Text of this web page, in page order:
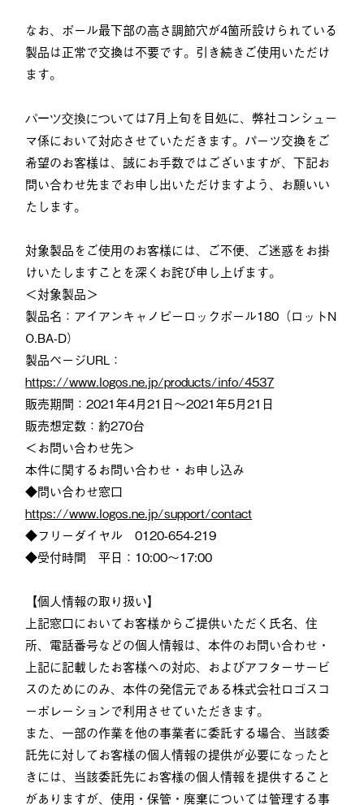
なお、ポール最下部の高さ調節穴が4箇所設けられている
製品は正常で交換は不要です。引き続きご使用いただけ
ます。
パーツ交換について は7月上旬を目処に、弊社コンシュー
マ係において対応させていただきます。パーツ交換をご
希望のお客様は、誠にお手数ではございますが、下記お
問い合わせ先までお申し出いただけますよう、お願いい
たします。
対象製品をご使用のお客様には、ご不便、ご迷惑をお掛
けいたしますことを深くお詫び申し上げます。
＜対象製品＞
製品名：アイアンキャノピーロックポール180（ロットN
O.BA-D）
製品ページURL：
https://www.logos.ne.jp/products/info/4537
販売期間：2021年4月21日～2021年5月21日
販売想定数：約270台
＜お問い合わせ先＞
本件に関するお問い合わせ・お申し込み
◆問い合わせ窓口
https://www.logos.ne.jp/support/contact
◆フリーダイヤル 0120-654-219
◆受付時間 平日：10:00～17:00
【個人情報の取り扱い】
上記窓口においてお客様からご提供いただく氏名、住
所、電話番号などの個人情報は、本件のお問い合わせ・
上記に記載したお客様への対応、およびアフターサービ
スのためにのみ、本件の発信元である株式会社ロゴスコ
ーポレーションで利用させていただきます。
また、一部の作業を他の事業者に委託する場合、当該委
託先に対してお客様の個人情報の提供が必要になったと
きには、当該委託先にお客様の個人情報を提供すること
がありますが、使用・保管・廃棄については管理する事